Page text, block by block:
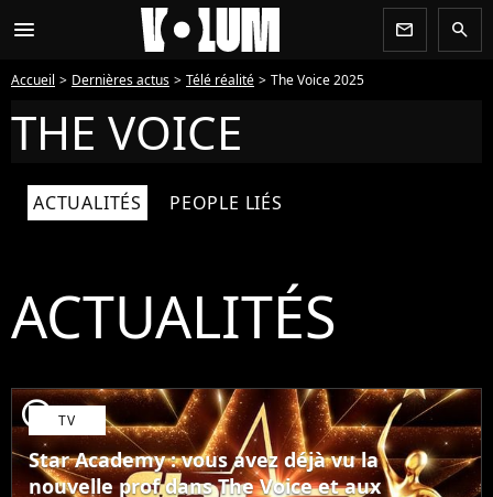
menu newsletter search
Accueil Dernières actus Télé réalité The Voice 2025
THE VOICE
ACTUALITÉS PEOPLE LIÉS
ACTUALITÉS
player2 TV
Star Academy : vous avez déjà vu la
nouvelle prof dans The Voice et aux